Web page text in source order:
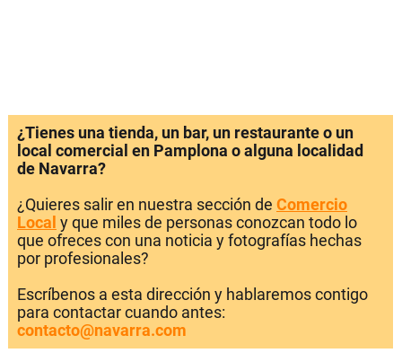
¿Tienes una tienda, un bar, un restaurante o un
local comercial en Pamplona o alguna localidad
de Navarra?
¿Quieres salir en nuestra sección de Comercio
Local y que miles de personas conozcan todo lo
que ofreces con una noticia y fotografías hechas
por profesionales?
Escríbenos a esta dirección y hablaremos contigo
para contactar cuando antes:
contacto@navarra.com